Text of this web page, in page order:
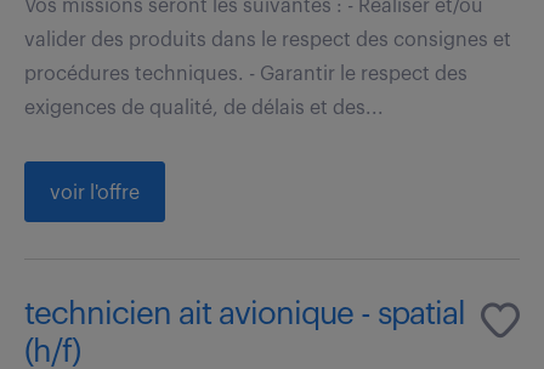
Vos missions seront les suivantes : - Réaliser et/ou
valider des produits dans le respect des consignes et
procédures techniques. - Garantir le respect des
exigences de qualité, de délais et des...
voir l'offre
technicien ait avionique - spatial
(h/f)